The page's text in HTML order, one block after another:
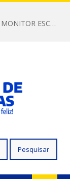
PROCESSO SELETIVO SIMPLIFICADO PARA MONITOR ESCOLAR